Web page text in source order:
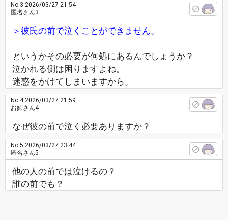
No.3 2026/03/27 21:54
匿名さん3
＞彼氏の前で泣くことができません。
というかその必要が何処にあるんでしょうか？
泣かれる側は困りますよね。
迷惑をかけてしまいますから。
No.42026/03/27 21:59
お姉さん4
なぜ彼の前で泣く必要ありますか？
No.5 2026/03/27 23:44
匿名さん5
他の人の前では泣けるの？
誰の前でも？